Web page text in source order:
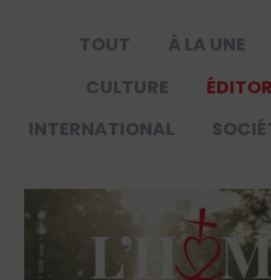
TOUT À LA UNE
CULTURE
INTERNATIONAL